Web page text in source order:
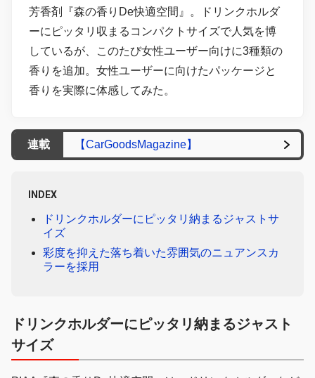
芳香剤『森の香りDe快適空間』。ドリンクホルダ
ーにピッタリ収まるコンパクトサイズで人気を博
しているが、このたび女性ユーザー向けに3種類の
香りを追加。女性ユーザーに向けたパッケージと
香りを実際に体感してみた。
連載 【CarGoodsMagazine】
INDEX
ドリンクホルダーにピッタリ納まるジャストサ
イズ
彩度を抑えた落ち着いた雰囲気のニュアンスカ
ラーを採用
ドリンクホルダーにピッタリ納まるジャスト
サイズ